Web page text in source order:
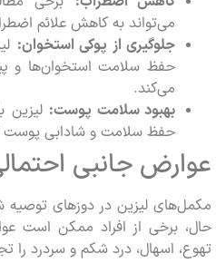
می‌تواند به کاهش علائم اضطراب
جلوگیری از پوکی استخوان:لیزین
حفظ سلامت استخوان‌ها و
می‌کند.
بهبود سلامت پوست:لیزین با
حفظ سلامت و شادابی پوست
جانبی احتمالی
لیزین در دوزهای توصیه شده
برخی از افراد ممکن است عوارض
اسهال، درد شکم و سردرد را تجربه